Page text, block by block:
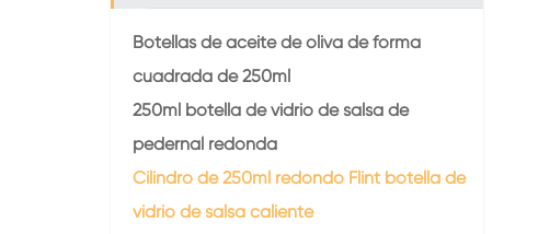
Botellas de aceite de oliva de forma
cuadrada de 250ml
250ml botella de vidrio de salsa de
pedernal redonda
Cilindro de 250ml redondo Flint botella de
vidrio de salsa caliente